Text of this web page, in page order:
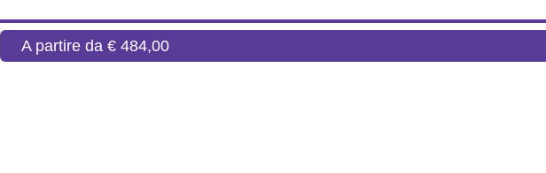
A partire da € 484,00